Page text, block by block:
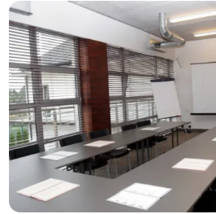
Sala konferencyjna 1